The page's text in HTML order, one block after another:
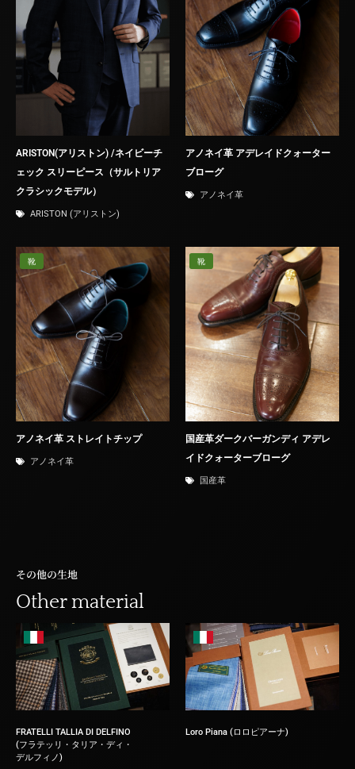
ARISTON(アリストン) /ネイビーチ
ェック スリーピース（サルトリア
クラシックモデル）
ARISTON (アリストン)
アノネイ革 アデレイドクォーター
ブローグ
アノネイ革
靴
アノネイ革 ストレイトチップ
アノネイ革
靴
国産革ダークバーガンディ アデレ
イドクォーターブローグ
国産革
その他の生地
Other material
FRATELLI TALLIA DI DELFINO
(フラテッリ・タリア・ディ・
デルフィノ)
Loro Piana (ロロピアーナ)